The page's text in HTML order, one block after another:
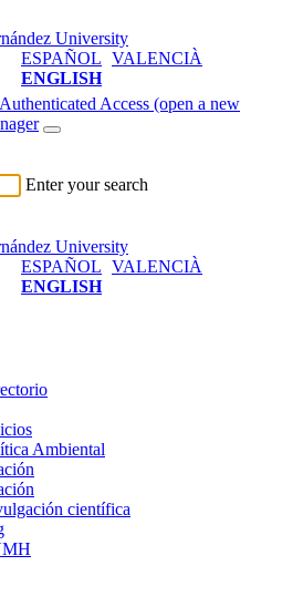
ESPAÑOL VALENCIÀ
ENGLISH
Authenticated Access (open a new
Enter your search
ESPAÑOL VALENCIÀ
ENGLISH
Ambiental
científica